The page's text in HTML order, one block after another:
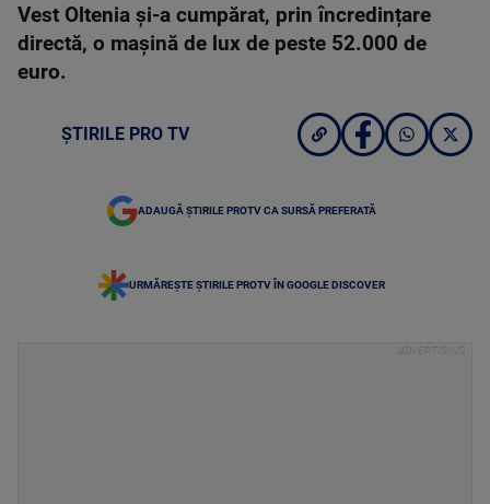
Vest Oltenia și-a cumpărat, prin încredințare
directă, o mașină de lux de peste 52.000 de
euro.
ȘTIRILE PRO TV
ADAUGĂ ȘTIRILE PROTV CA SURSĂ PREFERATĂ
URMĂREȘTE ȘTIRILE PROTV ÎN GOOGLE DISCOVER